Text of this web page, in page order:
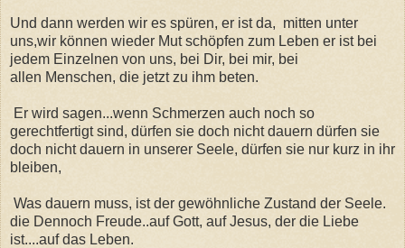
Und dann werden wir es spüren, er ist da, mitten unter
uns,wir können wieder Mut schöpfen zum Leben er ist bei
jedem Einzelnen von uns, bei Dir, bei mir, bei
allen Menschen, die jetzt zu ihm beten.
Er wird sagen...wenn Schmerzen auch noch so
gerechtfertigt sind, dürfen sie doch nicht dauern dürfen sie
doch nicht dauern in unserer Seele, dürfen sie nur kurz in ihr
bleiben,
Was dauern muss, ist der gewöhnliche Zustand der Seele.
die Dennoch Freude..auf Gott, auf Jesus, der die Liebe
ist....auf das Leben.